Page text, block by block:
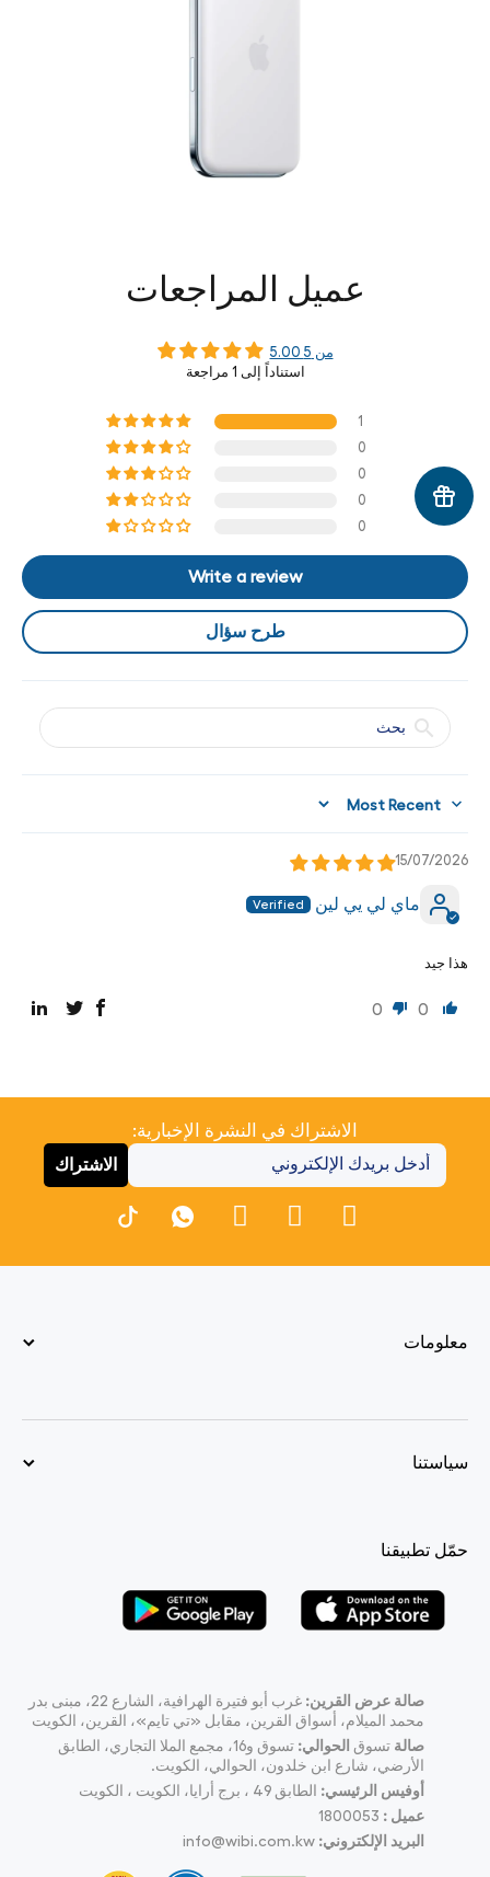
عميل المراجعات
5.00 من 5
استناداً إلى 1 مراجعة
1
0
0
0
0
Write a review
طرح سؤال
Sort by
15/07/2026
ماي لي يي لين
هذا جيد
0
0
الاشتراك في النشرة الإخبارية:
الاشتراك
معلومات
سياستنا
حمّل تطبيقنا
صالة عرض القرين:
غرب أبو فتيرة الهرافية، الشارع 22، مبنى بدر
محمد الميلام، أسواق القرين، مقابل «تي تايم»، القرين، الكويت
صالة تسوق الحوالي:
تسوق و16، مجمع الملا التجاري، الطابق
الأرضي، شارع ابن خلدون، الحوالي، الكويت.
أوفيس الرئيسي: الطابق 49 ، برج أرايا، الكويت ، الكويت
عميل : 1800053
البريد الإلكتروني: info@wibi.com.kw